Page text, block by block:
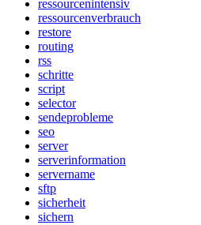
ressourcenintensiv
ressourcenverbrauch
restore
routing
rss
schritte
script
selector
sendeprobleme
seo
server
serverinformation
servername
sftp
sicherheit
sichern